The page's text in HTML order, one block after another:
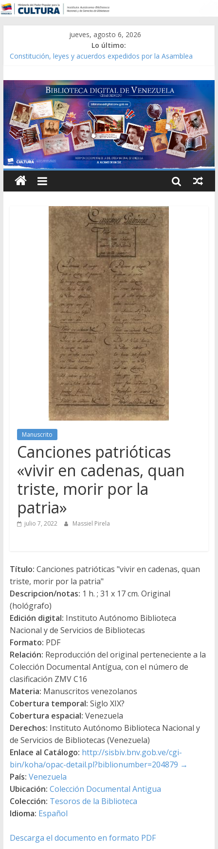
jueves, agosto 6, 2026
Lo último:
Constitución, leyes y acuerdos expedidos por la Asamblea
Modesta Bor Sánchez [material gráfico]
Gaceta Oficial de la República de Venezuela año CXXXIII Mes V,
Caracas 09 de marzo de 2006 N° 38.394
Catálogo temático de obras de Modesta Bor
Manuscrito
Canciones patrióticas
«vivir en cadenas, quan
triste, morir por la
patria»
julio 7, 2022 Massiel Pirela
Título: Canciones patrióticas "vivir en cadenas, quan
triste, morir por la patria"
Descripcion/notas: 1 h. ; 31 x 17 cm. Original
(hológrafo)
Edición digital: Instituto Autónomo Biblioteca
Nacional y de Servicios de Bibliotecas
Formato: PDF
Relación: Reproducción del original perteneciente a la
Colección Documental Antígua, con el número de
clasificación ZMV C16
Materia: Manuscritos venezolanos
Cobertura temporal: Siglo XIX?
Cobertura espacial: Venezuela
Derechos: Instituto Autónomo Biblioteca Nacional y
de Servicios de Bibliotecas (Venezuela)
Enlace al Catálogo: http://sisbiv.bnv.gob.ve/cgi-
bin/koha/opac-detail.pl?biblionumber=204879 →
País: Venezuela
Ubicación: Colección Documental Antigua
Colección: Tesoros de la Biblioteca
Idioma: Español
Descarga el documento en formato PDF